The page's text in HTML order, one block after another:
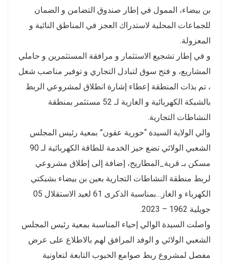
بن بيضاء، الممول في إطار صندوق التضامن و الضمان
للجماعات المحلية لاستدراك العجز في المناطق النائية و
المعزولة.
و في إطار تشجيع الاستثمار و مرافقة المستثمرين و حاملي
المشاريع، و فتح سوق لتبادل التجاري و توفير مناصب شغل
، تم بذات المنطقة إعطاء إشارة انطلاق لمشروعي الربط
بالشبكة الكهربائية و الغازية لـ 52 مستثمر بمنطقة
النشاطات التجارية.
والي الولاية السيدة “حورية عقون” بمعية رئيس المجلس
الشعبي الولائي تضع حيز الخدمة للطاقة الكهربائية لـ 90
مسكن بـ قرية_المطاريح، إضافة إلى إطلاق مشروعي
لربط منطقة النشاطات التجارية بعين بن بيضاء بشبكتي
الكهرباء و الغاز…بمناسبة الذكرى 61 لعيد الاستقلال 05
جويلية 1962 – 2023.
واصلت السيدة الوالي إحياء المناسبة بمعية رئيس المجلس
الشعبي الولائي و الوفد المرافق لهم بالاطلاع على عرض
مفصل لمشروع ربط صوامع الحبوب التابعة لتعاونية